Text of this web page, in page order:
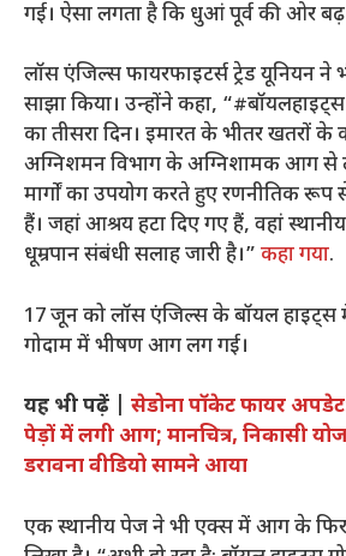
गई। ऐसा लगता है कि धुआं पूर्व की ओर बढ़
लॉस एंजिल्स फायरफाइटर्स ट्रेड यूनियन
साझा किया। उन्होंने कहा,
का तीसरा दिन। इमारत के भीतर खतरों
अग्निशमन विभाग के अग्निशामक आग से
मार्गों का उपयोग करते हुए रणनीतिक रूप
हैं। जहां आश्रय हटा दिए गए हैं, वहां
धूम्रपान संबंधी सलाह जारी है।” कहा गया.
17 जून को लॉस एंजिल्स के बॉयल हाइट्स
गोदाम में भीषण आग लग गई।
यह भी पढ़ें | सेडोना पॉकेट फायर
पेड़ों में लगी आग; मानचित्र, निकासी
डरावना वीडियो सामने आया
एक स्थानीय पेज ने भी एक्स में आग के